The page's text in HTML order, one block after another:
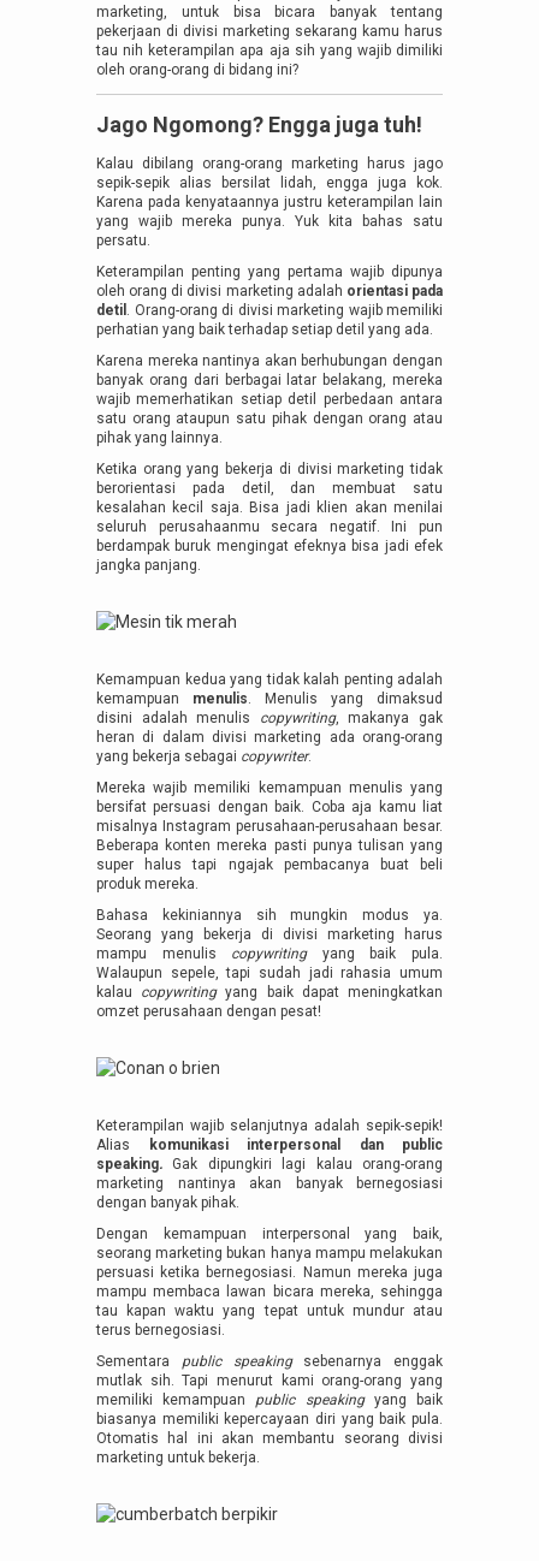
marketing, untuk bisa bicara banyak tentang
pekerjaan di divisi marketing sekarang kamu harus
tau nih keterampilan apa aja sih yang wajib dimiliki
oleh orang-orang di bidang ini?
Jago Ngomong? Engga juga tuh!
Kalau dibilang orang-orang marketing harus jago
sepik-sepik alias bersilat lidah, engga juga kok.
Karena pada kenyataannya justru keterampilan lain
yang wajib mereka punya. Yuk kita bahas satu
persatu.
Keterampilan penting yang pertama wajib dipunya
oleh orang di divisi marketing adalah orientasi pada
detil . Orang-orang di divisi marketing wajib memiliki
perhatian yang baik terhadap setiap detil yang ada.
Karena mereka nantinya akan berhubungan dengan
banyak orang dari berbagai latar belakang, mereka
wajib memerhatikan setiap detil perbedaan antara
satu orang ataupun satu pihak dengan orang atau
pihak yang lainnya.
Ketika orang yang bekerja di divisi marketing tidak
berorientasi pada detil, dan membuat satu
kesalahan kecil saja. Bisa jadi klien akan menilai
seluruh perusahaanmu secara negatif. Ini pun
berdampak buruk mengingat efeknya bisa jadi efek
jangka panjang.
Kemampuan kedua yang tidak kalah penting adalah
kemampuan menulis. Menulis yang dimaksud
disini adalah menulis copywriting, makanya gak
heran di dalam divisi marketing ada orang-orang
yang bekerja sebagai copywriter.
Mereka wajib memiliki kemampuan menulis yang
bersifat persuasi dengan baik. Coba aja kamu liat
misalnya Instagram perusahaan-perusahaan besar.
Beberapa konten mereka pasti punya tulisan yang
super halus tapi ngajak pembacanya buat beli
produk mereka.
Bahasa kekiniannya sih mungkin modus ya.
Seorang yang bekerja di divisi marketing harus
mampu menulis copywriting yang baik pula.
Walaupun sepele, tapi sudah jadi rahasia umum
kalau copywritingyang baik dapat meningkatkan
omzet perusahaan dengan pesat!
Keterampilan wajib selanjutnya adalah sepik-sepik!
Alias
komunikasi interpersonal dan public
speaking.Gak dipungkiri lagi kalau orang-orang
marketing nantinya akan banyak bernegosiasi
dengan banyak pihak.
Dengan kemampuan interpersonal yang baik,
seorang marketing bukan hanya mampu melakukan
persuasi ketika bernegosiasi. Namun mereka juga
mampu membaca lawan bicara mereka, sehingga
tau kapan waktu yang tepat untuk mundur atau
terus bernegosiasi.
Sementara public speakingsebenarnya enggak
mutlak sih. Tapi menurut kami orang-orang yang
memiliki kemampuan public speaking yang baik
biasanya memiliki kepercayaan diri yang baik pula.
Otomatis hal ini akan membantu seorang divisi
marketing untuk bekerja.